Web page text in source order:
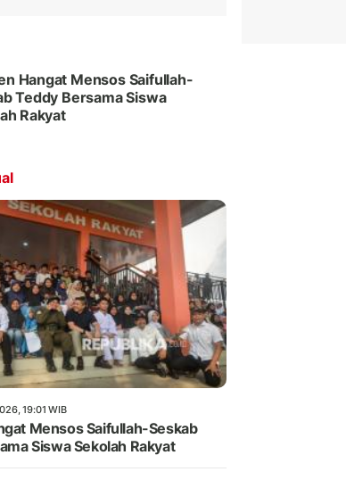
Hangat Mensos Saifullah-
Teddy Bersama Siswa
Rakyat
19:01 WIB
Mensos Saifullah-Seskab
Siswa Sekolah Rakyat